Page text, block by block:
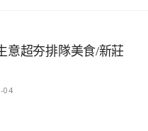
意超夯排隊美食/新莊
04